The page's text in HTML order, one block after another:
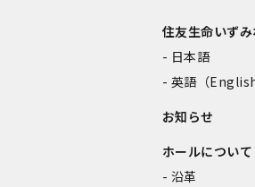
住友生命いず
日本語
英語（English
お知らせ
ホールについて
沿革